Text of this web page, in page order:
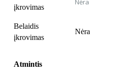
įkrovimas
Nėra
Belaidis
įkrovimas
Nėra
Atmintis